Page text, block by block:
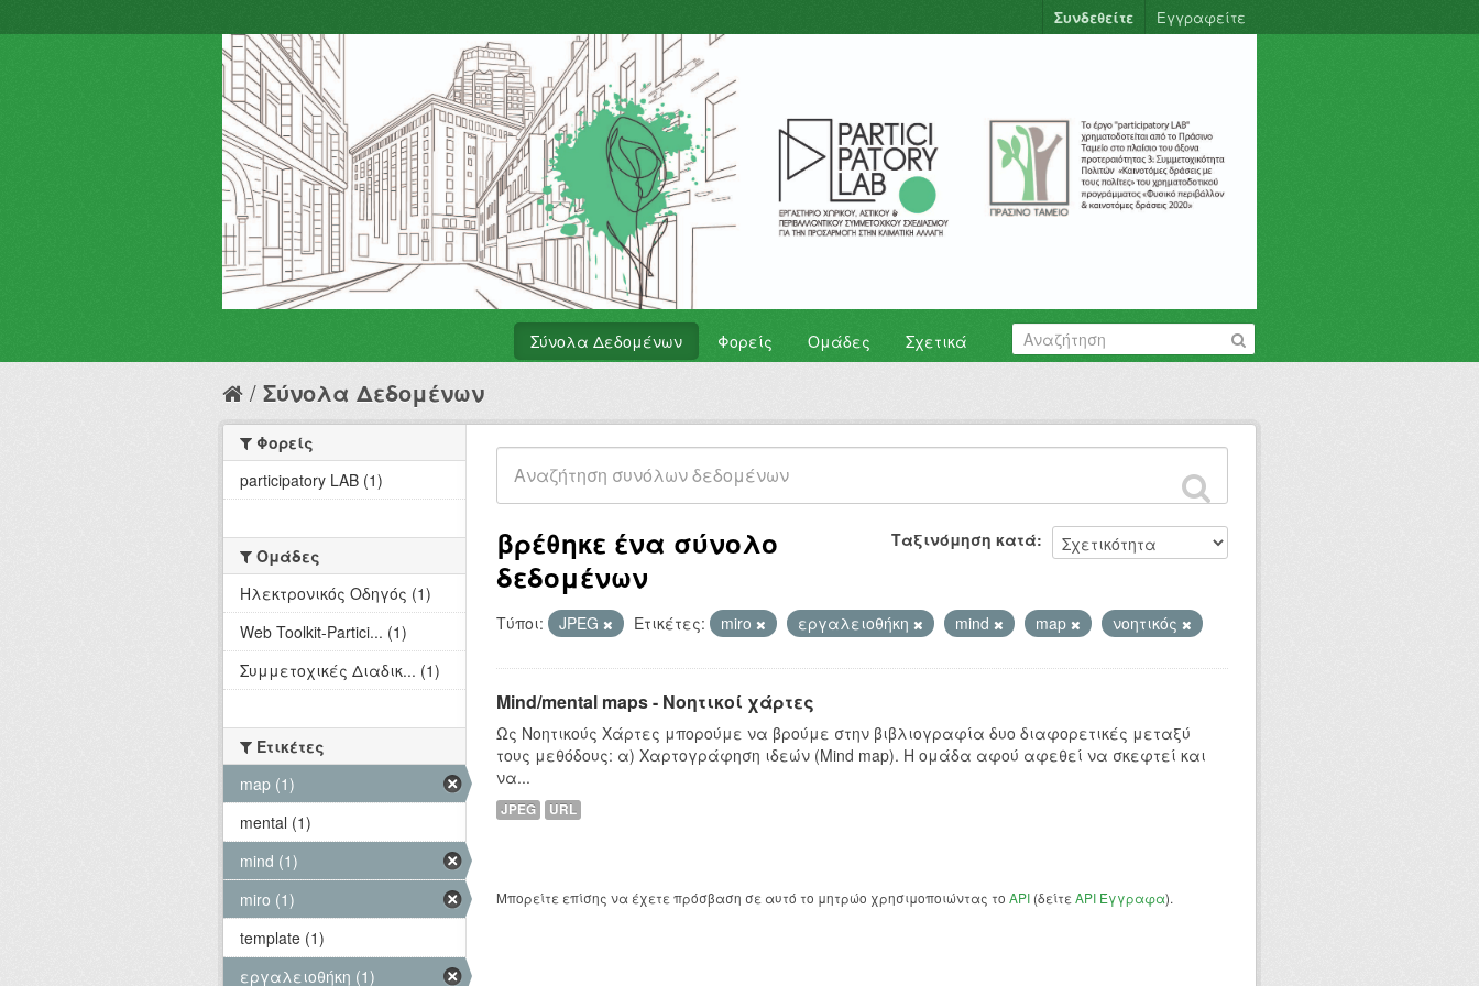
Συνδεθείτε Εγγραφείτε
Σύνολα Δεδομένων Φορείς Ομάδες Σχετικά
Σύνολα Δεδομένων
Ταξινόμηση κατά
βρέθηκε ένα σύνολο
δεδομένων
Τύποι: JPEG Ετικέτες: miro εργαλειοθήκη mind map νοητικός
Mind/mental maps - Νοητικοί χάρτες
Ως Νοητικούς Χάρτες μπορούμε να βρούμε στην βιβλιογραφία δυο διαφορετικές μεταξύ
τους μεθόδους: α) Χαρτογράφηση ιδεών (Mind map). Η ομάδα αφού αφεθεί να σκεφτεί και
να...
JPEG URL
Μπορείτε επίσης να έχετε πρόσβαση σε αυτό το μητρώο χρησιμοποιώντας το API (δείτε API Έγγραφα).
Φορείς
participatory LAB (1)
Ομάδες
Hλεκτρονικός Οδηγός (1)
Web Toolkit-Partici... (1)
Συμμετοχικές Διαδικ... (1)
Ετικέτες
map (1)
mental (1)
mind (1)
miro (1)
template (1)
εργαλειοθήκη (1)